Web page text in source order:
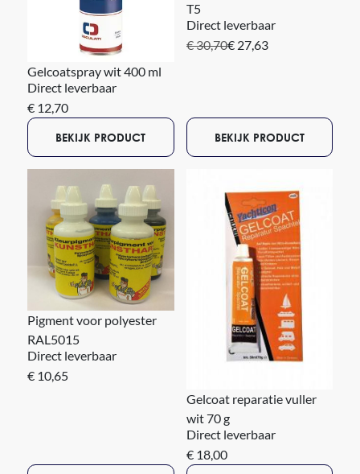
Gelcoatspray wit 400 ml
Direct leverbaar
€ 12,70
BEKIJK PRODUCT
T5
Direct leverbaar
€ 30,70€ 27,63
BEKIJK PRODUCT
Pigment voor polyester
RAL5015
Direct leverbaar
€ 10,65
Gelcoat reparatie vuller
wit 70 g
Direct leverbaar
€ 18,00